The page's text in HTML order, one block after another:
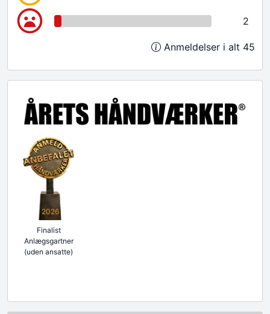
2
Anmeldelser i alt 45
2026
Finalist
Anlægsgartner
(uden ansatte)